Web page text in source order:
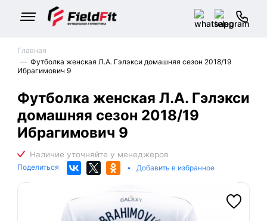
Главная
Футболка женская Л.А. Гэлэкси домашняя сезон 2018/19
Ибрагимович 9
Футболка женская Л.А. Гэлэкси
домашняя сезон 2018/19
Ибрагимович 9
Поделиться • Добавить в избранное